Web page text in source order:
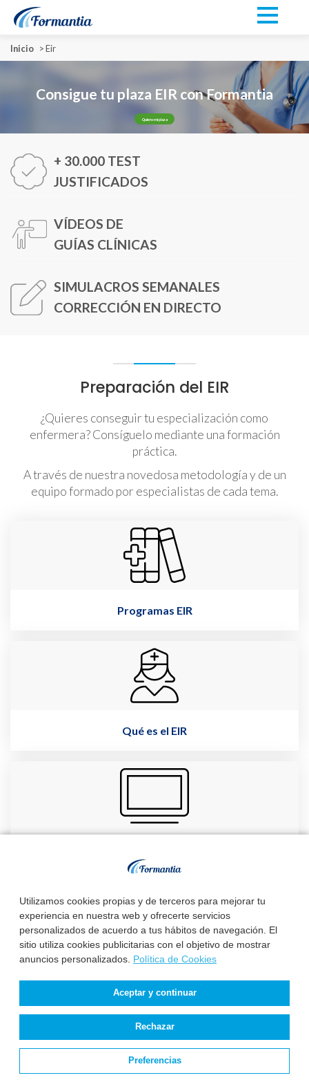
Utilizamos cookies propias y de terceros para mejorar tu
experiencia en nuestra web y ofrecerte servicios
personalizados de acuerdo a tus hábitos de navegación. El
sitio utiliza cookies publicitarias con el objetivo de mostrar
anuncios personalizados. Política de Cookies
Aceptar y continuar
Rechazar
Preferencias
Inicio >Eir
Consigue tu plaza EIR con Formantia
Quiero mi plaza
+ 30.000 TEST
JUSTIFICADOS
VÍDEOS DE
GUÍAS CLÍNICAS
SIMULACROS SEMANALES
CORRECCIÓN EN DIRECTO
Preparación del EIR
¿Quieres conseguir tu especialización como
enfermera? Consíguelo mediante una formación
práctica.
A través de nuestra novedosa metodología y de un
equipo formado por especialistas de cada tema.
Programas EIR
Qué es el EIR
Contacto
+34 981 97 58 59
+34 981 975 859
15004 A Coruña
docencia@formantia.es